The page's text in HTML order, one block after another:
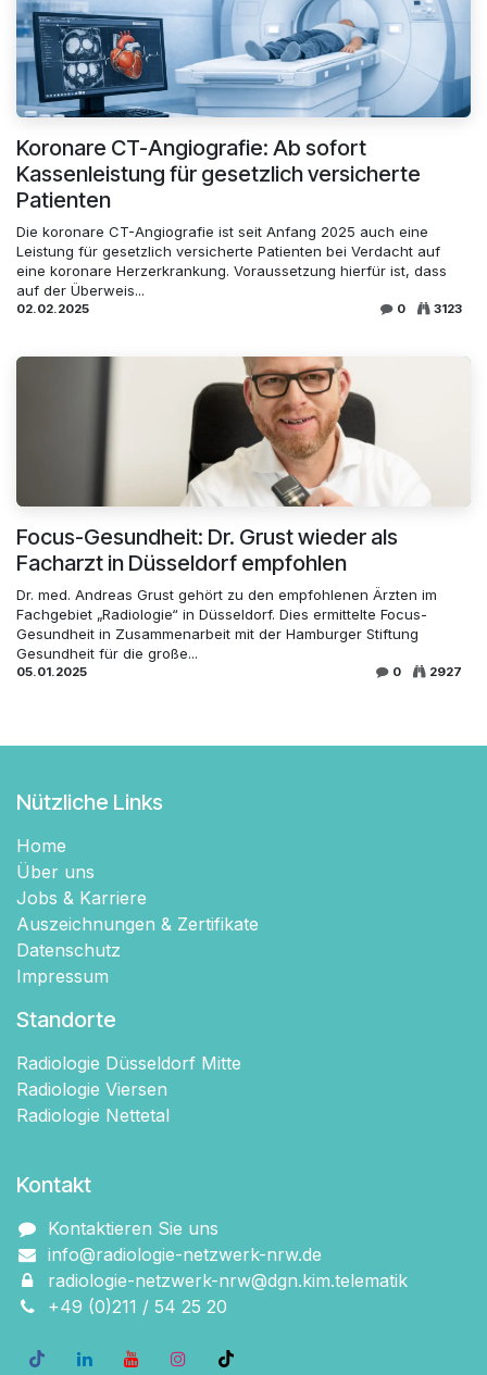
Koronare CT-Angiografie: Ab sofort
Kassenleistung für gesetzlich versicherte
Patienten
Die koronare CT-Angiografie ist seit Anfang 2025 auch eine
Leistung für gesetzlich versicherte Patienten bei Verdacht auf
eine koronare Herzerkrankung. Voraussetzung hierfür ist, dass
auf der Überweis...
02.02.2025 0 3123
Focus-Gesundheit: Dr. Grust wieder als
Facharzt in Düsseldorf empfohlen
Dr. med. Andreas Grust gehört zu den empfohlenen Ärzten im
Fachgebiet „Radiologie“ in Düsseldorf. Dies ermittelte Focus-
Gesundheit in Zusammenarbeit mit der Hamburger Stiftung
Gesundheit für die große...
05.01.2025 0 2927
Nützliche Links
Home
Über uns
Jobs & Karriere
Auszeichnungen & Zertifikate
Datenschutz
Impressum
Standorte
Radiologie Düsseldorf Mitte
Radiologie Viersen
Radiologie Nettetal
Kontakt
Kontaktieren Sie uns
info@radiologie-netzwerk-nrw.de
radiologie-netzwerk-nrw@dgn.kim.telematik
+49 (0)211 / 54 2​5 20